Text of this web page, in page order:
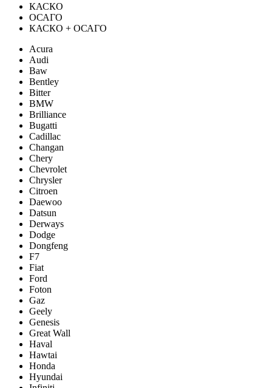
КАСКО
ОСАГО
КАСКО + ОСАГО
Acura
Audi
Baw
Bentley
Bitter
BMW
Brilliance
Bugatti
Cadillac
Changan
Chery
Chevrolet
Chrysler
Citroen
Daewoo
Datsun
Derways
Dodge
Dongfeng
F7
Fiat
Ford
Foton
Gaz
Geely
Genesis
Great Wall
Haval
Hawtai
Honda
Hyundai